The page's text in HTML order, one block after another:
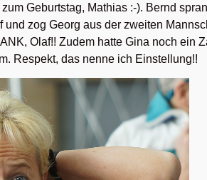
Geburtstag, Mathias :-). Bernd
zog Georg aus der zweiten
Olaf!! Zudem hatte Gina noch ein
Respekt, das nenne ich Einstellung!!